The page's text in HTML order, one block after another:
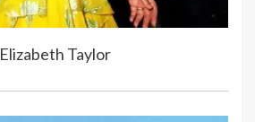
Elizabeth Taylor